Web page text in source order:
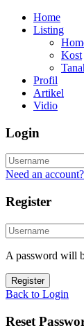
Home
Listing
Kost
Profil
Artikel
Vidio
Login
Need an
Register
A password will
Register
Back to Login
Reset